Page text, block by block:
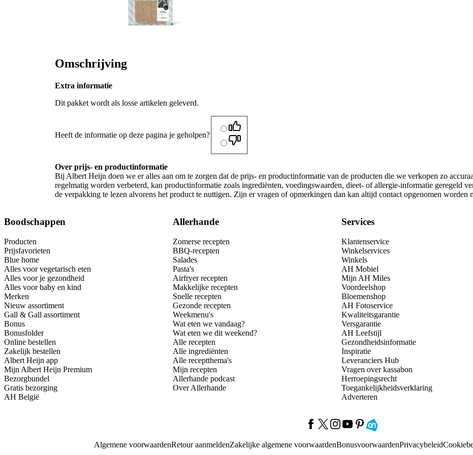
Omschrijving
Extra informatie
Dit pakket wordt als losse artikelen geleverd.
Heeft de informatie op deze pagina je geholpen?
Over prijs- en productinformatie
Bij Albert Heijn doen we er alles aan om te zorgen dat de prijs- en productinformatie van de producten die we verkopen zo
regelmatig worden verbeterd, kan productinformatie zoals ingrediënten, voedingswaarden, dieet- of allergie-informatie geregeld
de verpakking te lezen alvorens het product te nuttigen. Zijn er vragen of opmerkingen dan kan altijd contact opgenomen worden
Boodschappen
Producten
Prijsfavorieten
Blue home
Alles voor vegetarisch eten
Alles voor je gezondheid
Alles voor baby en kind
Merken
Nieuw assortiment
Gall & Gall assortiment
Bonus
Bonusfolder
Online bestellen
Zakelijk bestellen
Albert Heijn app
Mijn Albert Heijn Premium
Bezorgbundel
Gratis bezorging
AH België
Allerhande
Zomerse recepten
BBQ-recepten
Salades
Pasta's
Airfryer recepten
Makkelijke recepten
Snelle recepten
Gezonde recepten
Weekmenu's
Wat eten we vandaag?
Wat eten we dit weekend?
Alle recepten
Alle ingrediënten
Alle receptthema's
Mijn recepten
Allerhande podcast
Over Allerhande
Services
Klantenservice
Winkelservices
Winkels
AH Mobiel
Mijn AH Miles
Voordeelshop
Bloemenshop
AH Fotoservice
Kwaliteitsgarantie
Versgarantie
AH Leefstijl
Gezondheidsinformatie
Inspiratie
Leveranciers Hub
Vragen over kassabon
Herroepingsrecht
Toegankelijkheidsverklaring
Adverteren
Algemene voorwaardenRetour aanmeldenZakelijke algemene voorwaardenBonusvoorwaardenPrivacybeleid